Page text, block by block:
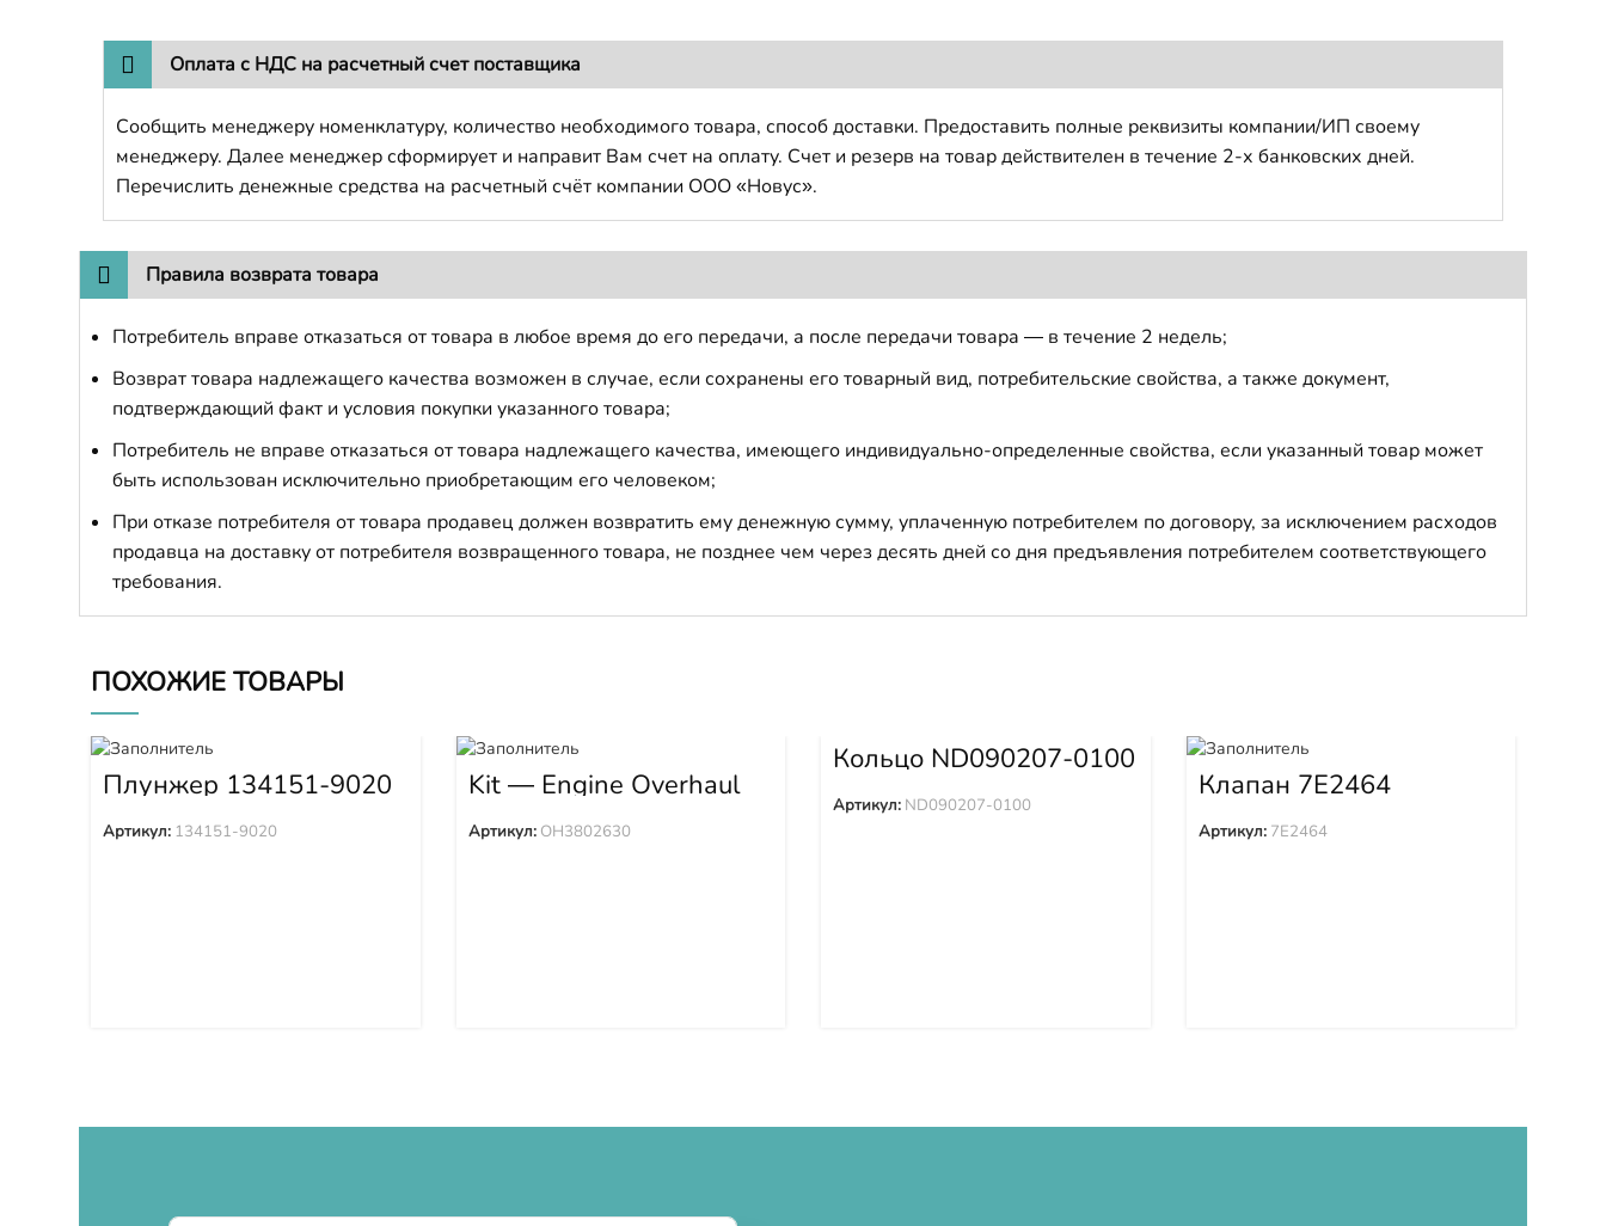
Оплата с НДС на расчетный счет поставщика
Сообщить менеджеру номенклатуру, количество необходимого товара, способ доставки. Предоставить полные реквизиты компании/ИП своему
менеджеру. Далее менеджер сформирует и направит Вам счет на оплату. Счет и резерв на товар действителен в течение 2-х банковских дней.
Перечислить денежные средства на расчетный счёт компании ООО «Новус».
Правила возврата товара
Потребитель вправе отказаться от товара в любое время до его передачи, а после передачи товара — в течение 2 недель;
Возврат товара надлежащего качества возможен в случае, если сохранены его товарный вид, потребительские свойства, а также документ,
подтверждающий факт и условия покупки указанного товара;
Потребитель не вправе отказаться от товара надлежащего качества, имеющего индивидуально-определенные свойства, если указанный товар может
быть использован исключительно приобретающим его человеком;
При отказе потребителя от товара продавец должен возвратить ему денежную сумму, уплаченную потребителем по договору, за исключением расходов
продавца на доставку от потребителя возвращенного товара, не позднее чем через десять дней со дня предъявления потребителем соответствующего
требования.
ПОХОЖИЕ ТОВАРЫ
Плунжер 134151-9020
Артикул: 134151-9020
Kit — Engine Overhaul
OH3802630
Артикул: OH3802630
Кольцо ND090207-0100
Артикул: ND090207-0100
Клапан 7E2464
Артикул: 7E2464